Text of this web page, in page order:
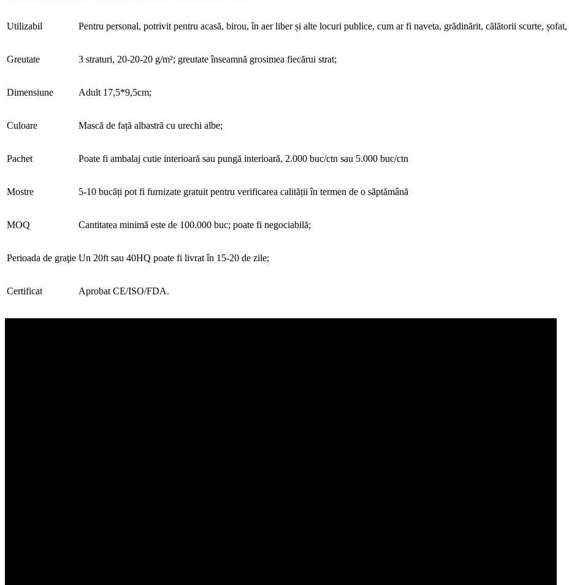
Utilizabil Pentru personal, potrivit pentru acasă, birou, în aer liber și alte locuri publice, cum ar fi naveta, grădinărit, călătorii scurte,
Greutate 3 straturi, 20-20-20 g/m²; greutate înseamnă grosimea fiecărui strat;
Dimensiune Adult 17,5*9,5cm;
Culoare Mască de față albastră cu urechi albe;
Pachet Poate fi ambalaj cutie interioară sau pungă interioară, 2.000 buc/ctn sau 5.000 buc/ctn
Mostre 5-10 bucăți pot fi furnizate gratuit pentru verificarea calității în termen de o săptămână
MOQ Cantitatea minimă este de 100.000 buc; poate fi negociabilă;
Perioada de graţie Un 20ft sau 40HQ poate fi livrat în 15-20 de zile;
Certificat Aprobat CE/ISO/FDA.